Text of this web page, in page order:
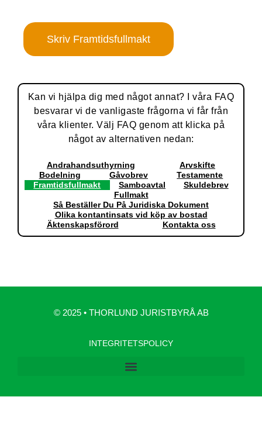
Skriv Framtidsfullmakt
Kan vi hjälpa dig med något annat? I våra FAQ
besvarar vi de vanligaste frågorna vi får från
våra klienter. Välj FAQ genom att klicka på
något av alternativen nedan:
Andrahandsuthyrning
Arvskifte
Bodelning
Gåvobrev
Testamente
Framtidsfullmakt
Samboavtal
Skuldebrev
Fullmakt
Så Beställer Du På Juridiska Dokument
Olika kontantinsats vid köp av bostad
Äktenskapsförord
Kontakta oss
© 2025 • THORLUND JURISTBYRÅ AB
INTEGRITETSPOLICY